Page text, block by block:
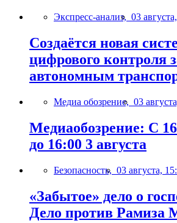
Экспресс-анализ, 03
Создаётся новая
цифрового контроля
автономным
Медиа обозрение, 03
Медиаобозрение: С
до 16:00 3 августа
Безопасность, 03 августа,
«Забытое» дело о
Дело против Рамиза